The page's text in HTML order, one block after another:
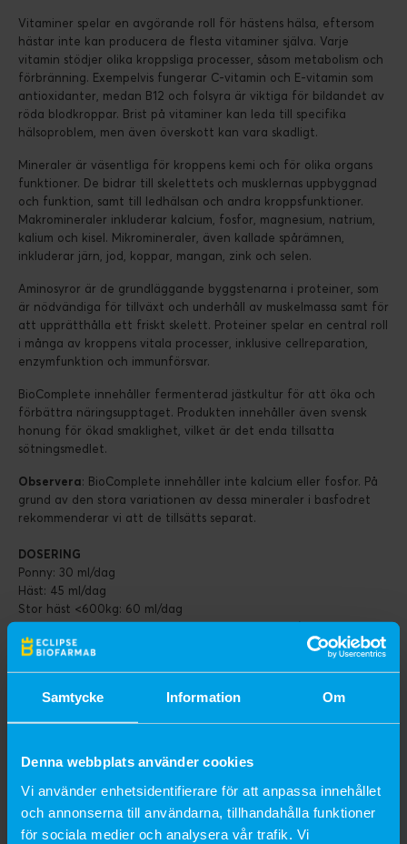
Samtycke Information Om
Denna webbplats använder cookies
Vi använder enhetsidentifierare för att anpassa innehållet
och annonserna till användarna, tillhandahålla funktioner
för sociala medier och analysera vår trafik. Vi
Vitaminer spelar en avgörande roll för hästens hälsa, eftersom
hästar inte kan producera de flesta vitaminer själva. Varje
vitamin stödjer olika kroppsliga processer, såsom metabolism och
förbränning. Exempelvis fungerar C-vitamin och E-vitamin som
antioxidanter, medan B12 och folsyra är viktiga för bildandet av
röda blodkroppar. Brist på vitaminer kan leda till specifika
hälsoproblem, men även överskott kan vara skadligt.
Mineraler är väsentliga för kroppens kemi och för olika organs
funktioner. De bidrar till skelettets och musklernas uppbyggnad
och funktion, samt till ledhälsan och andra kroppsfunktioner.
Makromineraler inkluderar kalcium, fosfor, magnesium, natrium,
kalium och kisel. Mikromineraler, även kallade spårämnen,
inkluderar järn, jod, koppar, mangan, zink och selen.
Aminosyror är de grundläggande byggstenarna i proteiner, som
är nödvändiga för tillväxt och underhåll av muskelmassa samt för
att upprätthålla ett friskt skelett. Proteiner spelar en central roll
i många av kroppens vitala processer, inklusive cellreparation,
enzymfunktion och immunförsvar.
BioComplete innehåller fermenterad jästkultur för att öka och
förbättra näringsupptaget. Produkten innehåller även svensk
honung för ökad smaklighet, vilket är det enda tillsatta
sötningsmedlet.
Observera: BioComplete innehåller inte kalcium eller fosfor. På
grund av den stora variationen av dessa mineraler i basfodret
rekommenderar vi att de tillsätts separat.
DOSERING
Ponny: 30 ml/dag
Häst: 45 ml/dag
Stor häst <600kg: 60 ml/dag
Vid hård ansträngning öka doseringen med 15 ml/dag.
603411 2,5 l = 55 dagsgivor vid 45 ml/dag
603412 5 l = 110 dagsgivor vid 45 ml/dag
Till 1L dunken medföljer doseringsmått i korken. Till 2,5L och 5L
kan Biofarmabs dospump användas för att underlätta